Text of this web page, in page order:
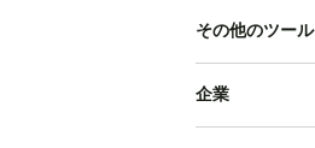
その他のツール
企業